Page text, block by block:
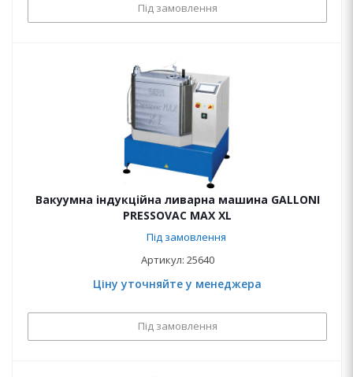
Під замовлення
Вакуумна індукційна ливарна машина GALLONI
PRESSOVAC MAX XL
Під замовлення
Артикул: 25640
Ціну уточняйте у менеджера
Під замовлення